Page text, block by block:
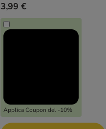
3,99 €
Applica Coupon del -10%